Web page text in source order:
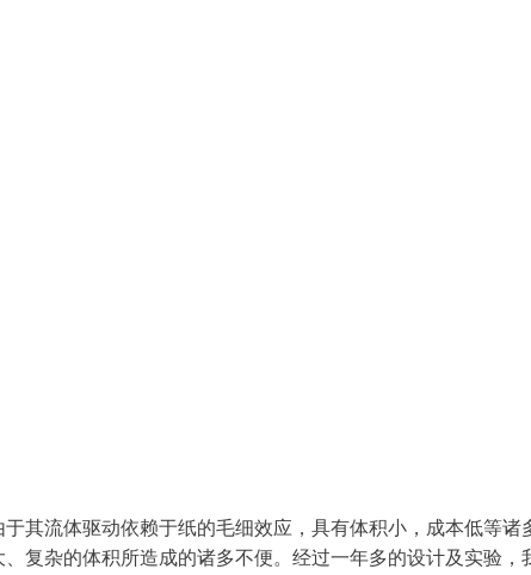
其流体驱动依赖于纸的毛细效应，具有体积小，成本低等诸
复杂的体积所造成的诸多不便。经过一年多的设计及实验